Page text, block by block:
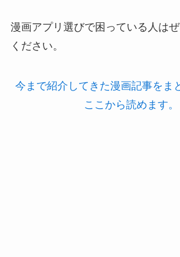
漫画アプリ選びで困っている人は
ください。
今まで紹介してきた漫画記事をま
ここから読めます。